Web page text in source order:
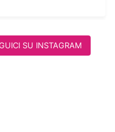
SU INSTAGRAM